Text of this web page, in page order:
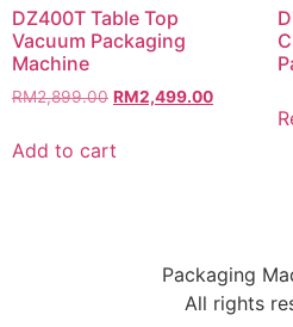
DZ400T Table Top
Vacuum Packaging
Machine
RM2,899.00 RM2,499.00
Add to cart
Packaging
All rights